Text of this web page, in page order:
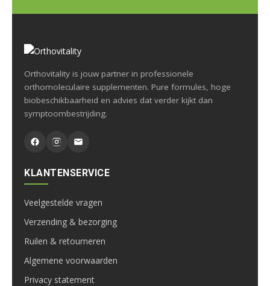
Orthovitality is jouw partner in professionele
orthomoleculaire supplementen. Pure formules, hoge
biobeschikbaarheid en advies dat verder kijkt dan
symptoombestrijding.
KLANTENSERVICE
Veelgestelde vragen
Verzending & bezorging
Ruilen & retourneren
Algemene voorwaarden
Privacy statement